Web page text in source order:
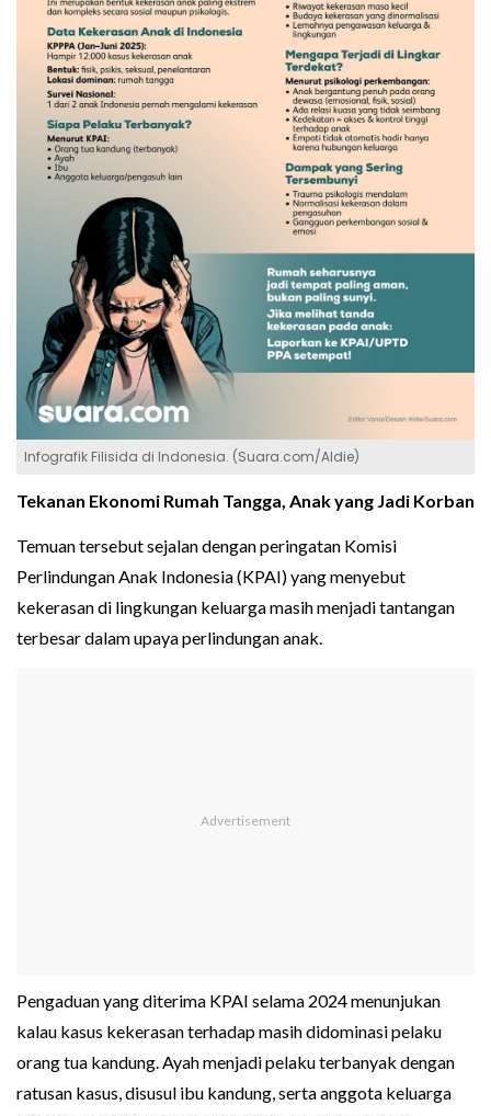
Infografik Filisida di Indonesia. (Suara.com/Aldie)
Tekanan Ekonomi Rumah Tangga, Anak yang Jadi Korban
Temuan tersebut sejalan dengan peringatan Komisi
Perlindungan Anak Indonesia (KPAI) yang menyebut
kekerasan di lingkungan keluarga masih menjadi tantangan
terbesar dalam upaya perlindungan anak.
Pengaduan yang diterima KPAI selama 2024 menunjukan
kalau kasus kekerasan terhadap masih didominasi pelaku
orang tua kandung. Ayah menjadi pelaku terbanyak dengan
ratusan kasus, disusul ibu kandung, serta anggota keluarga